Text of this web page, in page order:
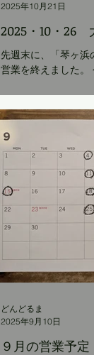
2025・10・
先週末に、「琴ヶ
営業を終えました。
は、琴ヶ浜で催され
の食事も受けていま
り続け、やり切っ
た。 無事にここま
が、そんな余韻に
ますには… 20年前
『チーナカ豆』、移
したり、 いろいろ
ここまで進んでき
う気持ちもなかった
来てくださってい
だから２0周年を祝
いつもとは少し様子
きた、たくさんのみ
収めつつ、 当日を楽
す。
2025年10月21日
９月の営業予定
どんどるま
2025年9月10日